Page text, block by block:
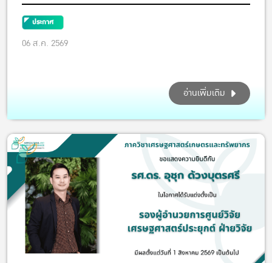
ประกาศ
06 ส.ค. 2569
อ่านเพิ่มเติม